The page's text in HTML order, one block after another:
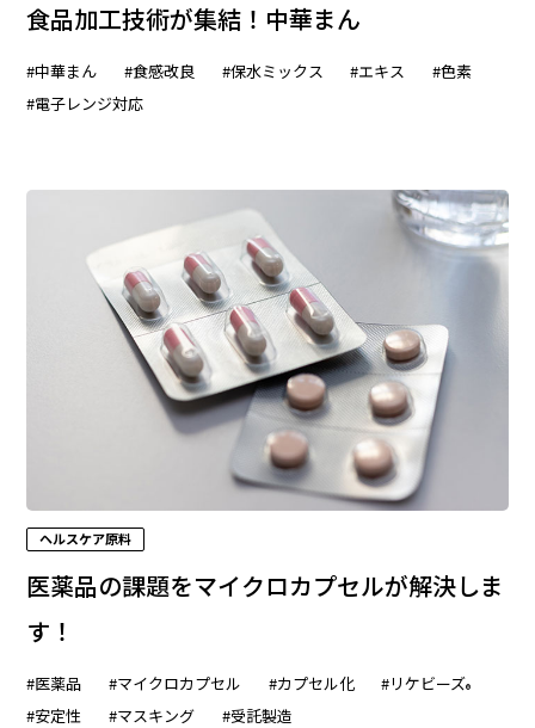
食品加工技術が集結！中華まん
#中華まん #食感改良 #保水ミックス #エキス
#色素
#電子レンジ対応
ヘルスケア原料
医薬品の課題をマイクロカプセルが解決しま
す！
#医薬品 #マイクロカプセル #カプセル化 #リケビーズ®
#安定性 #マスキング #受託製造